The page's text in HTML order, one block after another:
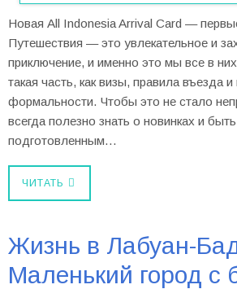
Новая All Indonesia Arrival Card —
Путешествия — это увлекательное и
приключение, и именно это мы все в
такая часть, как визы, правила въезда
формальности. Чтобы это не стало
всегда полезно знать о новинках и
подготовленным…
ЧИТАТЬ
Жизнь в Лабуан-
Маленький город с